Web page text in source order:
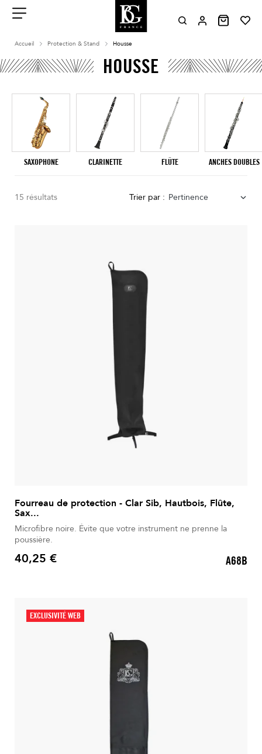
contenu
Accueil Protection & Stand Housse
HOUSSE
SAXOPHONE CLARINETTE FLÛTE ANCHES DOUBLES
15 résultats Trier par : Pertinence
Fourreau de protection - Clar Sib, Hautbois, Flûte,
Sax...
Microfibre noire. Évite que votre instrument ne prenne la
poussière.
Prix
40,25 € A68B
EXCLUSIVITÉ WEB